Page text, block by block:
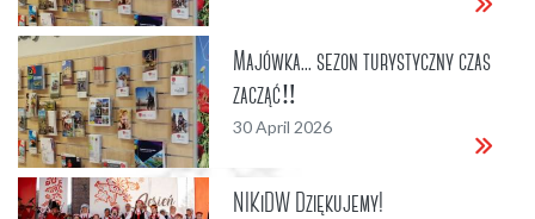
Majówka... sezon turystyczny czas
zacząć‼
30 April 2026
NIKiDW Dziękujemy!